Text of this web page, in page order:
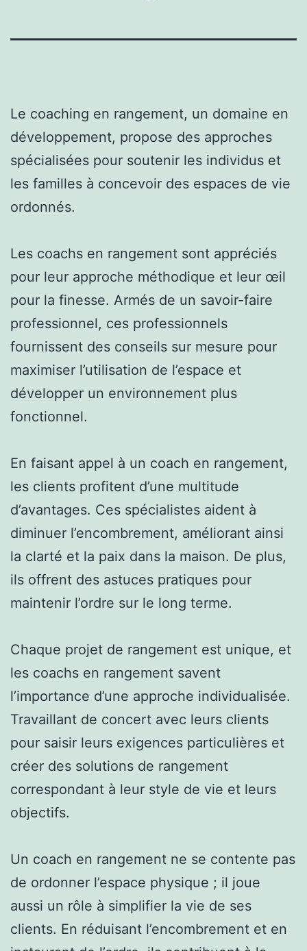
Le coaching en rangement, un domaine en
développement, propose des approches
spécialisées pour soutenir les individus et
les familles à concevoir des espaces de vie
ordonnés.
Les coachs en rangement sont appréciés
pour leur approche méthodique et leur œil
pour la finesse. Armés de un savoir-faire
professionnel, ces professionnels
fournissent des conseils sur mesure pour
maximiser l’utilisation de l’espace et
développer un environnement plus
fonctionnel.
En faisant appel à un coach en rangement,
les clients profitent d’une multitude
d’avantages. Ces spécialistes aident à
diminuer l’encombrement, améliorant ainsi
la clarté et la paix dans la maison. De plus,
ils offrent des astuces pratiques pour
maintenir l’ordre sur le long terme.
Chaque projet de rangement est unique, et
les coachs en rangement savent
l’importance d’une approche individualisée.
Travaillant de concert avec leurs clients
pour saisir leurs exigences particulières et
créer des solutions de rangement
correspondant à leur style de vie et leurs
objectifs.
Un coach en rangement ne se contente pas
de ordonner l’espace physique ; il joue
aussi un rôle à simplifier la vie de ses
clients. En réduisant l’encombrement et en